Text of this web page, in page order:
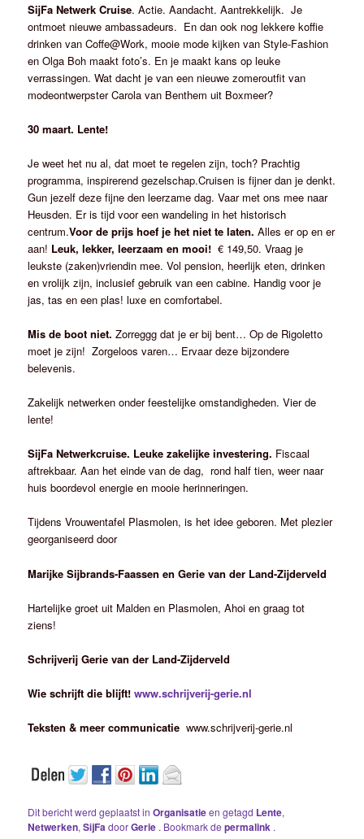
SijFa Netwerk Cruise. Actie. Aandacht. Aantrekkelijk. Je
ontmoet nieuwe ambassadeurs. En dan ook nog lekkere koffie
drinken van Coffe@Work, mooie mode kijken van Style-Fashion
en Olga Boh maakt foto’s. En je maakt kans op leuke
verrassingen. Wat dacht je van een nieuwe zomeroutfit van
modeontwerpster Carola van Benthem uit Boxmeer?
30 maart. Lente!
Je weet het nu al, dat moet te regelen zijn, toch? Prachtig
programma, inspirerend gezelschap.Cruisen is fijner dan je denkt.
Gun jezelf deze fijne den leerzame dag. Vaar met ons mee naar
Heusden. Er is tijd voor een wandeling in het historisch
centrum.Voor de prijs hoef je het niet te laten. Alles er op en er
aan! Leuk, lekker, leerzaam en mooi! € 149,50. Vraag je
leukste (zaken)vriendin mee. Vol pension, heerlijk eten, drinken
en vrolijk zijn, inclusief gebruik van een cabine. Handig voor je
jas, tas en een plas! luxe en comfortabel.
Mis de boot niet. Zorreggg dat je er bij bent… Op de Rigoletto
moet je zijn! Zorgeloos varen… Ervaar deze bijzondere
belevenis.
Zakelijk netwerken onder feestelijke omstandigheden. Vier de
lente!
SijFa Netwerkcruise. Leuke zakelijke investering. Fiscaal
aftrekbaar. Aan het einde van de dag, rond half tien, weer naar
huis boordevol energie en mooie herinneringen.
Tijdens Vrouwentafel Plasmolen, is het idee geboren. Met plezier
georganiseerd door
Marijke Sijbrands-Faassen en Gerie van der Land-Zijderveld
Hartelijke groet uit Malden en Plasmolen, Ahoi en graag tot
ziens!
Schrijverij Gerie van der Land-Zijderveld
Wie schrijft die blijft!www.schrijverij-gerie.nl
Teksten & meer communicatiewww.schrijverij-gerie.nl
Dit bericht werd geplaatst inOrganisatieen getagd Lente,
Netwerken,SijFadoorGerie . Bookmark depermalink .